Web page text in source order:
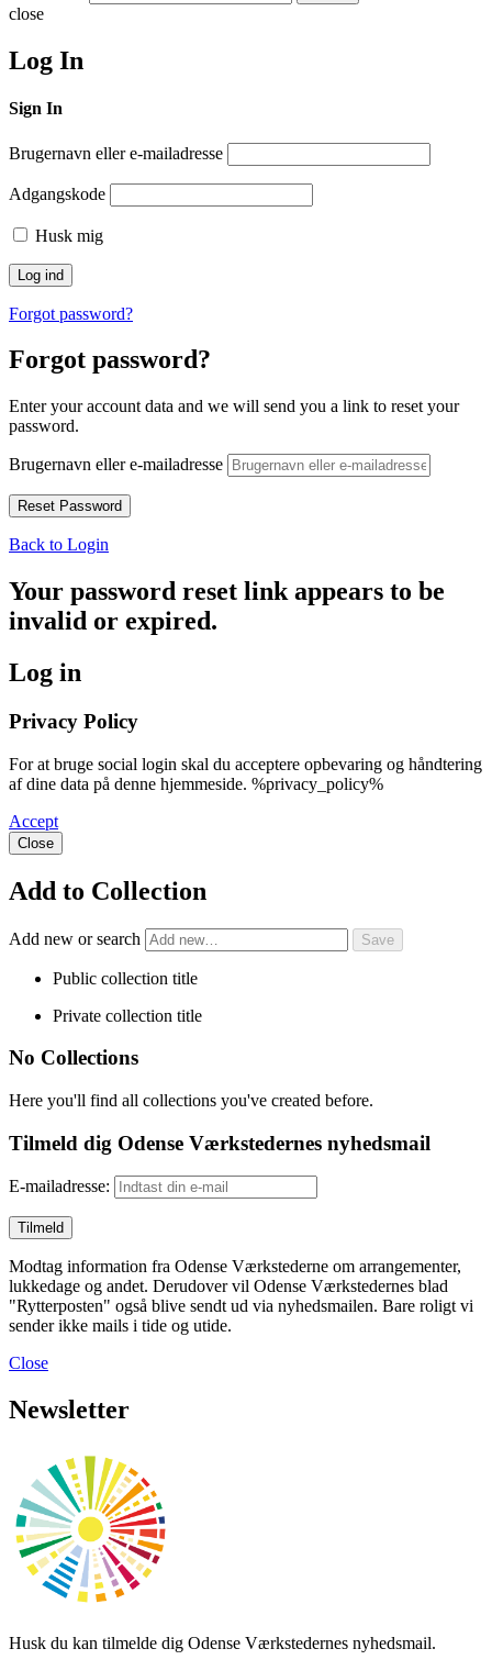
close
Log In
Sign In
Brugernavn eller e-mailadresse
Adgangskode
Husk mig
Forgot password?
Forgot password?
Enter your account data and we will send you a link to reset your
password.
Brugernavn eller e-mailadresse
Back to Login
Your password reset link appears to be
invalid or expired.
Log in
Privacy Policy
For at bruge social login skal du acceptere opbevaring og håndtering
af dine data på denne hjemmeside. %privacy_policy%
Accept
Close
Add to Collection
Add new or search
Public collection title
Private collection title
No Collections
Here you'll find all collections you've created before.
Tilmeld dig Odense Værkstedernes nyhedsmail
E-mailadresse:
Modtag information fra Odense Værkstederne om arrangementer,
lukkedage og andet. Derudover vil Odense Værkstedernes blad
"Rytterposten" også blive sendt ud via nyhedsmailen. Bare roligt vi
sender ikke mails i tide og utide.
Close
Newsletter
Husk du kan tilmelde dig Odense Værkstedernes nyhedsmail.